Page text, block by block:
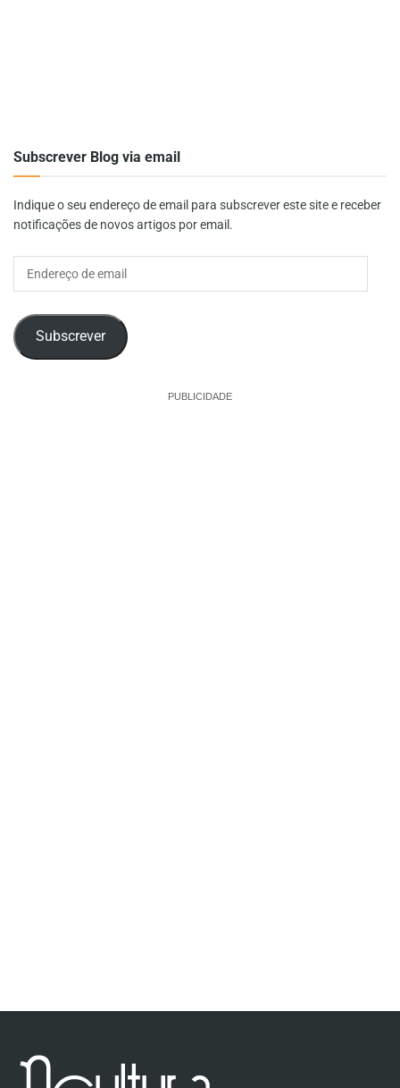
Subscrever Blog via email
Indique o seu endereço de email para subscrever este site e receber
notificações de novos artigos por email.
Endereço
Subscrever
PUBLICIDADE